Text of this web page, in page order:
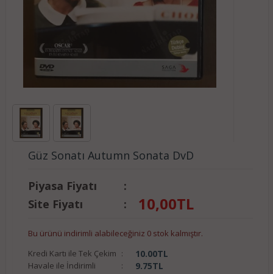
Güz Sonatı Autumn Sonata DvD
Piyasa Fiyatı
:
Site Fiyatı
: 10,00TL
Bu ürünü indirimli alabileceğiniz 0 stok kalmıştır.
Kredi Kartı ile Tek Çekim : 10.00TL
Havale ile İndirimli : 9.75TL